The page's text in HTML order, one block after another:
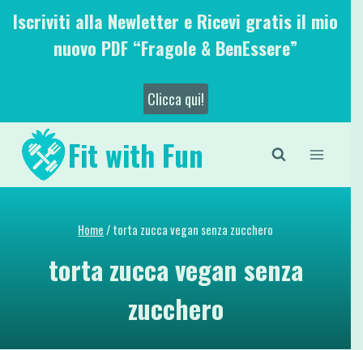
SaltaIscriviti alla Newletter e Ricevi gratis il mio
nuovo PDF “Fragole & BenEssere”
Clicca qui!
Fit with Fun
Home/torta zucca vegan senza zucchero
torta zucca vegan senza
zucchero